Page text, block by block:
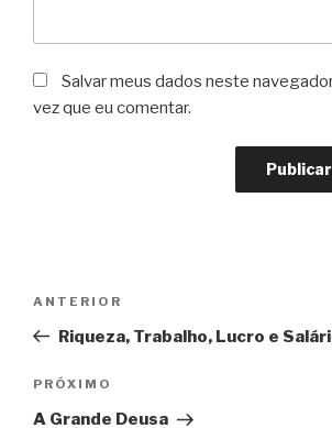
Salvar meus dados neste
vez que eu comentar.
Post
Post
anterior
ANTERIOR
Riqueza, Trabalho, Lucro e
Próximo
post
PRÓXIMO
A Grande Deusa